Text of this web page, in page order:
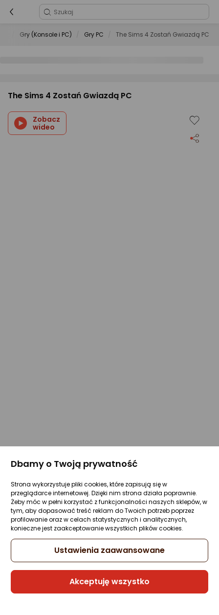
Gry (Konsole i PC) Gry PC The Sims 4 Zostań Gwiazdą PC
The Sims 4 Zostań Gwiazdą PC
Zobacz
wideo
Dbamy o Twoją prywatność
Strona wykorzystuje pliki cookies, które zapisują się w
przeglądarce internetowej. Dzięki nim strona działa poprawnie.
Żeby móc w pełni korzystać z funkcjonalności naszych sklepów, w
tym, aby dopasować treść reklam do Twoich potrzeb poprzez
profilowanie oraz w celach statystycznych i analitycznych,
konieczne jest zaakceptowanie wszystkich plików cookies.
Ustawienia zaawansowane
Akceptuję wszystko